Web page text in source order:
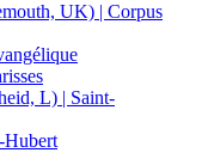
UK) | Corpus
L) | Saint-
Hubert